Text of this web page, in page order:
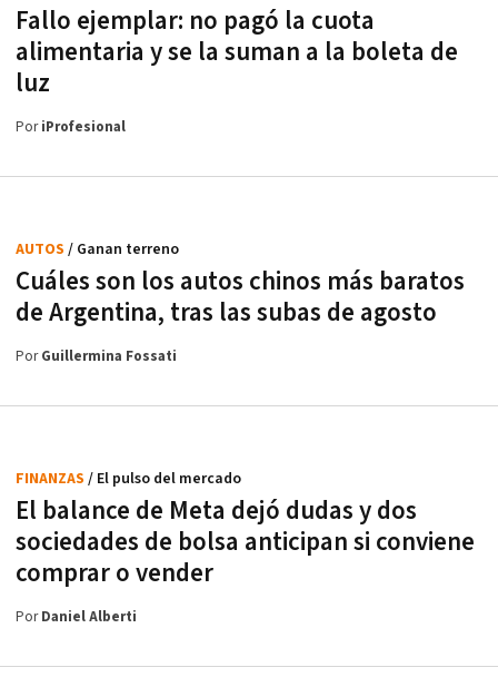
Fallo ejemplar: no pagó la cuota
alimentaria y se la suman a la boleta de
luz
PoriProfesional
Cuáles son los autos chinos más baratos
de Argentina, tras las subas de agosto
AUTOS / Ganan terreno
PorGuillermina Fossati
El balance de Meta dejó dudas y dos
sociedades de bolsa anticipan si conviene
comprar o vender
FINANZAS / El pulso del mercado
PorDaniel Alberti